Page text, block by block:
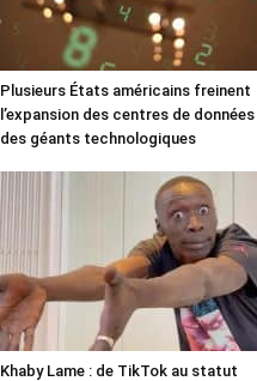
Plusieurs États américains freinent
l’expansion des centres de données
des géants technologiques
Khaby Lame : de TikTok au statut